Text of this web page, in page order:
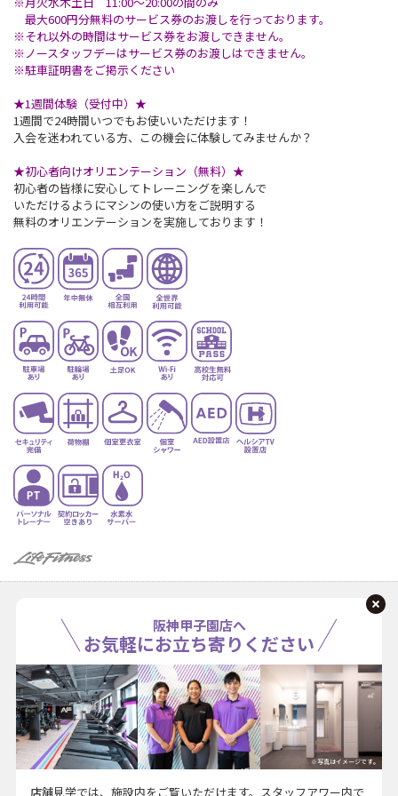
最大600円分無料のサービス券のお渡しを行っております。
※それ以外の時間はサービス券をお渡しできません。
※ノースタッフデーはサービス券のお渡しはできません。
※駐車証明書をご掲示ください
★1週間体験（受付中）★
1週間で24時間いつでもお使いいただけます！
入会を迷われている方、この機会に体験してみませんか？
★初心者向けオリエンテーション（無料）★
初心者の皆様に安心してトレーニングを楽しんで
いただけるようにマシンの使い方をご説明する
無料のオリエンテーションを実施しております！
阪神甲子園店へ
お気軽にお立ち寄りください
※写真はイメージです。
店舗見学では、施設内をご覧いただけます。スタッフアワー内で